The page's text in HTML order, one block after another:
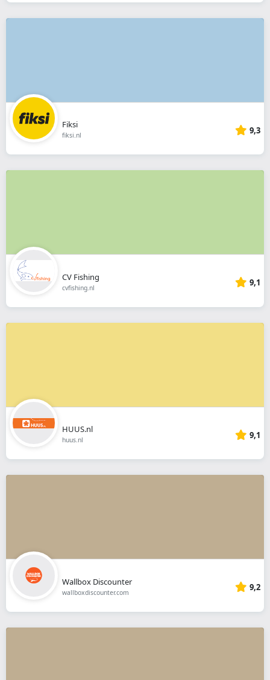
Fiksi
fiksi.nl 9,3
CV Fishing
cvfishing.nl 9,1
HUUS.nl
huus.nl 9,1
Wallbox Discounter
wallboxdiscounter.com 9,2